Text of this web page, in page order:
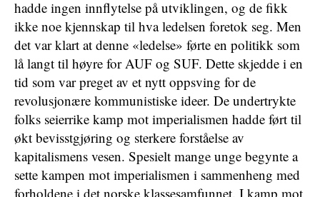
hadde ingen innflytelse på utviklingen, og de fikk
ikke noe kjennskap til hva ledelsen foretok seg. Men
det var klart at denne «ledelse» førte en politikk som
lå langt til høyre for AUF og SUF. Dette skjedde i en
tid som var preget av et nytt oppsving for de
revolusjonære kommunistiske ideer. De undertrykte
folks seierrike kamp mot imperialismen hadde ført til
økt bevisstgjøring og sterkere forståelse av
kapitalismens vesen. Spesielt mange unge begynte a
sette kampen mot imperialismen i sammenheng med
forholdene i det norske klassesamfunnet. I kamp mot